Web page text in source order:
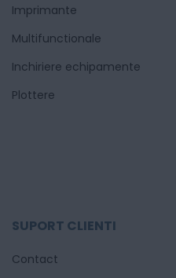
Imprimante
Multifunctionale
Inchiriere echipamente
Plottere
SUPORT CLIENTI
Contact